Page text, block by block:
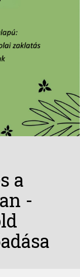
a
-